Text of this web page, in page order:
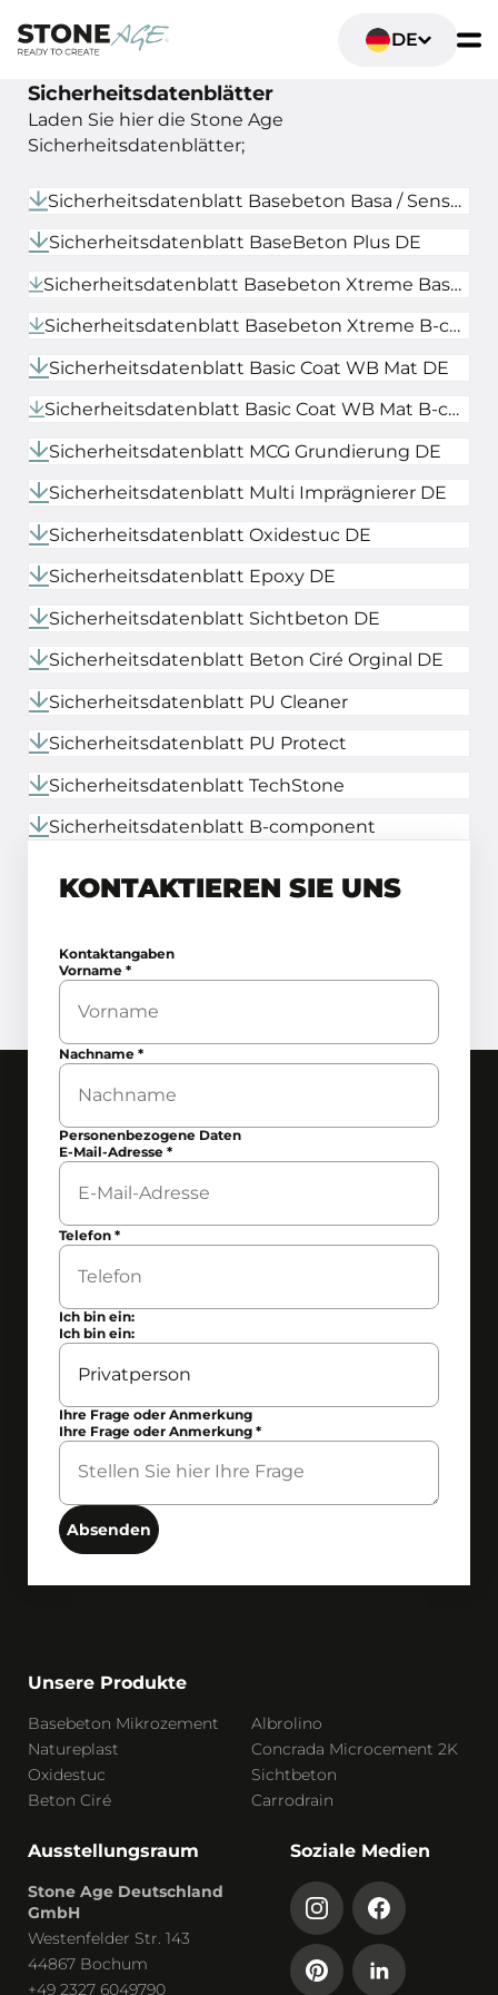
DE
Sicherheitsdatenblätter
Laden Sie hier die Stone Age
Sicherheitsdatenblätter;
Sicherheitsdatenblatt Basebeton Basa / Sense DE
Sicherheitsdatenblatt BaseBeton Plus DE
Sicherheitsdatenblatt Basebeton Xtreme Basa / Medi / Sense DE
Sicherheitsdatenblatt Basebeton Xtreme B-component DE
Sicherheitsdatenblatt Basic Coat WB Mat DE
Sicherheitsdatenblatt Basic Coat WB Mat B-component DE
Sicherheitsdatenblatt MCG Grundierung DE
Sicherheitsdatenblatt Multi Imprägnierer DE
Sicherheitsdatenblatt Oxidestuc DE
Sicherheitsdatenblatt Epoxy DE
Sicherheitsdatenblatt Sichtbeton DE
Sicherheitsdatenblatt Beton Ciré Orginal DE
Sicherheitsdatenblatt PU Cleaner
Sicherheitsdatenblatt PU Protect
Sicherheitsdatenblatt TechStone
Sicherheitsdatenblatt B-component
KONTAKTIEREN SIE UNS
Kontaktangaben
Vorname*
Nachname*
Personenbezogene Daten
E-Mail-Adresse*
Telefon*
Ich bin ein:
Ich bin ein:
Ihre Frage oder Anmerkung
Ihre Frage oder Anmerkung*
Absenden
Unsere Produkte
Basebeton Mikrozement
Albrolino
Natureplast
Concrada Microcement 2K
Oxidestuc
Sichtbeton
Beton Ciré
Carrodrain
Ausstellungsraum
Stone Age Deutschland
GmbH
Westenfelder Str. 143
44867 Bochum
+49 2327 6049790
Soziale Medien